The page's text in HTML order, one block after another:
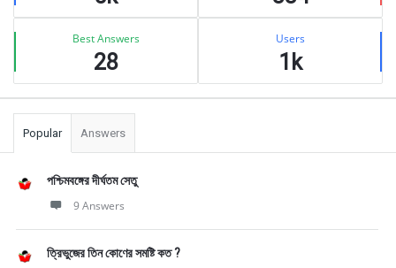
Best Answers
28
Users
1k
Popular Answers
পশ্চিমবঙ্গের দীর্ঘতম সেতু
9 Answers
ত্রিভুজের তিন কোণের সমষ্টি কত ?